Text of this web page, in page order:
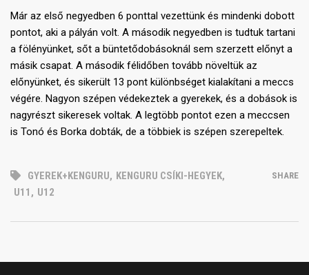
Már az első negyedben 6 ponttal vezettünk és mindenki dobott
pontot, aki a pályán volt. A második negyedben is tudtuk tartani
a fölényünket, sőt a büntetődobásoknál sem szerzett előnyt a
másik csapat. A második félidőben tovább növeltük az
előnyünket, és sikerült 13 pont különbséget kialakítani a meccs
végére. Nagyon szépen védekeztek a gyerekek, és a dobások is
nagyrészt sikeresek voltak. A legtöbb pontot ezen a meccsen
is Tonó és Borka dobták, de a többiek is szépen szerepeltek.
GYEREK+KENGURU, KENGURU CSÍKI-HEGYEK,
U11 , U12
SHARE